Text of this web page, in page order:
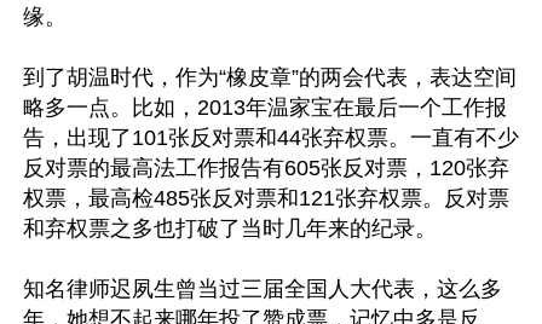
缘。
到了胡温时代，作为“橡皮章”的两会代表，表达空间
略多一点。比如，2013年温家宝在最后一个工作报
告，出现了101张反对票和44张弃权票。一直有不少
反对票的最高法工作报告有605张反对票，120张弃
权票，最高检485张反对票和121张弃权票。反对票
和弃权票之多也打破了当时几年来的纪录。
知名律师迟夙生曾当过三届全国人大代表，这么多
年，她想不起来哪年投了赞成票，记忆中多是反